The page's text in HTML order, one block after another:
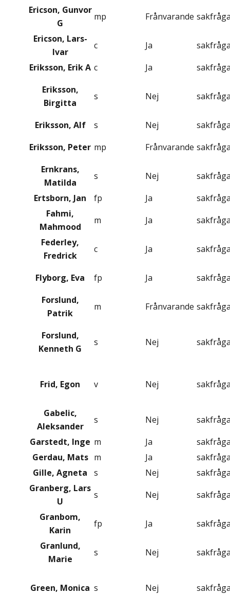
Ericson, Gunvor
G
mp Frånvarande
Ericson, Lars-
Ivar
c Ja
Eriksson, Erik A c Ja
Eriksson,
Birgitta
s Nej
Eriksson, Alf s Nej
Eriksson, Peter mp Frånvarande
Ernkrans,
Matilda
s Nej
Ertsborn, Jan
fp Ja
Fahmi,
Mahmood
m Ja
Federley,
Fredrick
c Ja
Flyborg, Eva fp Ja
Forslund,
Patrik
m Frånvarande
Forslund,
Kenneth G
s Nej
Frid, Egon v Nej
Gabelic,
Aleksander
s Nej
Garstedt, Inge m Ja
Gerdau, Mats m Ja
Gille, Agneta
s Nej
Granberg, Lars
U
s Nej
Granbom,
Karin
fp Ja
Granlund,
Marie
s Nej
Green, Monica s Nej